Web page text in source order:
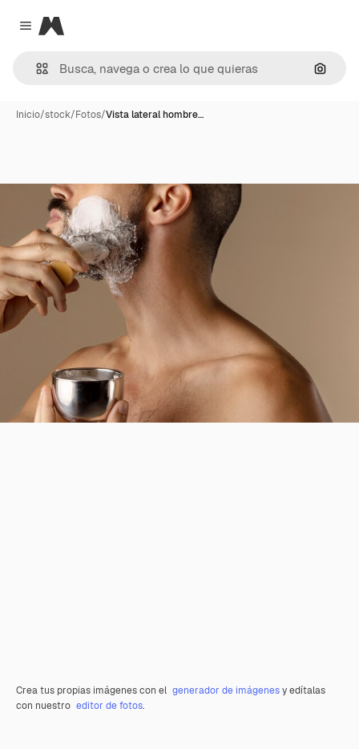
Close menu
Magnific
Inicio/stock/Fotos/Vista lateral hombre…
Crea tus propias imágenes con el generador de imágenesy edítalas
con nuestro editor de fotos.